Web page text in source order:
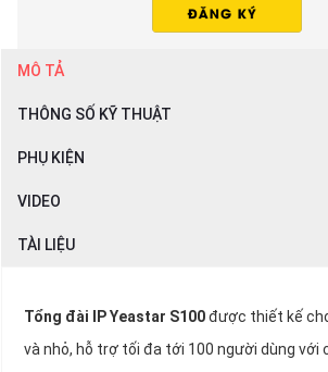
MÔ TẢ
THÔNG SỐ KỸ THUẬT
PHỤ KIỆN
VIDEO
TÀI LIỆU
Tổng đài IP Yeastar S100được thiết kế
và nhỏ, hỗ trợ tối đa tới 100 người dùng với